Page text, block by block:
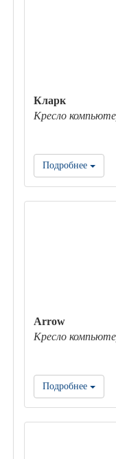
Кларк
Кресло
Подробнее
Arrow
Кресло
Подробнее